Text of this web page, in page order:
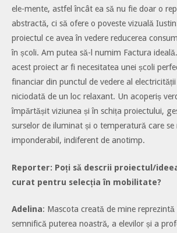
ele-mente, astfel încât ea să nu fie doar o
abstractă, ci să ofere o poveste vizuală
proiectul ce avea în vedere reducerea
în școli. Am putea să-l numim Factura
acest proiect ar fi necesitatea unei școli
financiar din punctul de vedere al
niciodată de un loc relaxant. Un acoperiș
împărtășit viziunea și în schița proiectului,
surselor de iluminat și o temperatură care se
imponderabil, indiferent de anotimp.
Reporter: Poți să descrii proiectul/
curat pentru selecția în mobilitate?
Adelina: Mascota creată de mine reprezintă
semnifică puterea noastră, a elevilor și a